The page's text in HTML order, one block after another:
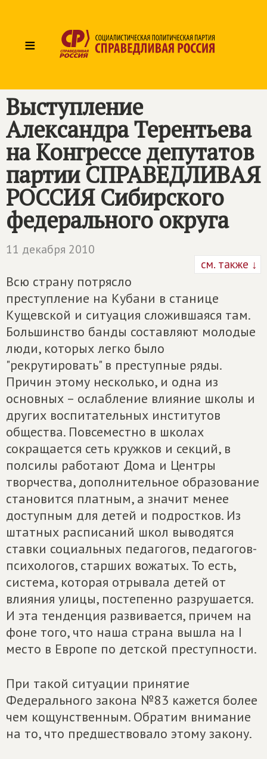
≡
Выступление
Александра Терентьева
на Конгрессе депутатов
партии СПРАВЕДЛИВАЯ
РОССИЯ Сибирского
федерального округа
11 декабря 2010
см. также ↓
Всю страну потрясло
преступление на Кубани в станице
Кущевской и ситуация сложившаяся там.
Большинство банды составляют молодые
люди, которых легко было
"рекрутировать" в преступные ряды.
Причин этому несколько, и одна из
основных – ослабление влияние школы и
других воспитательных институтов
общества. Повсеместно в школах
сокращается сеть кружков и секций, в
полсилы работают Дома и Центры
творчества, дополнительное образование
становится платным, а значит менее
доступным для детей и подростков. Из
штатных расписаний школ выводятся
ставки социальных педагогов, педагогов-
психологов, старших вожатых. То есть,
система, которая отрывала детей от
влияния улицы, постепенно разрушается.
И эта тенденция развивается, причем на
фоне того, что наша страна вышла на I
место в Европе по детской преступности.
При такой ситуации принятие
Федерального закона №83 кажется более
чем кощунственным. Обратим внимание
на то, что предшествовало этому закону.